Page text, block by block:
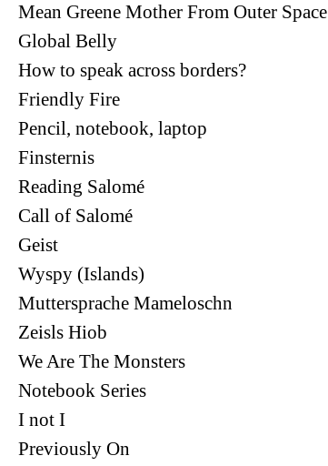
Mean Greene Mother From Outer Space
Global Belly
How to speak across borders?
Friendly Fire
Pencil, notebook, laptop
Finsternis
Reading Salomé
Call of Salomé
Geist
Wyspy (Islands)
Muttersprache Mameloschn
Zeisls Hiob
We Are The Monsters
Notebook Series
I not I
Previously On